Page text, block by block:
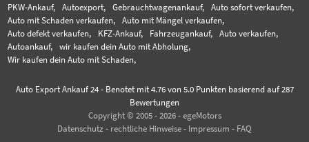
PKW-Ankauf,
Autoexport, Gebrauchtwagenankauf,
Auto sofort verkaufen,
Auto mit Schaden verkaufen,
Auto mit Mängel verkaufen,
Auto defekt verkaufen,
KFZ-Ankauf, Fahrzeugankauf,
Auto verkaufen,
Autoankauf,
wir kaufen dein Auto mit Abholung,
Wir kaufen dein Auto mit Schaden,
Auto Export Ankauf 24- Benotet mit 4.76von 5.0 Punkten basierend auf 287
Bewertungen
Copyright © 2005 - 2026 - egeMotors
Datenschutz - rechtliche Hinweise - Impressum - FAQ